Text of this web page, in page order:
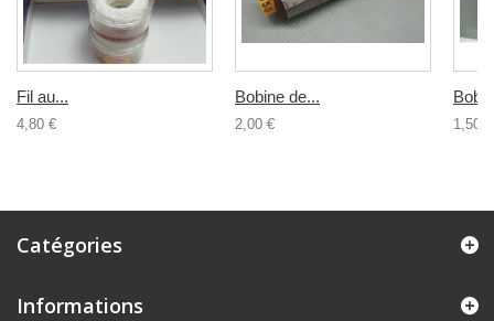
Fil au...
4,80 €
Bobine de...
2,00 € 1,50 €
Catégories
Informations